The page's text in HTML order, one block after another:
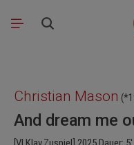
Zum Hauptinhalt springen
Christian Mason
And dream me